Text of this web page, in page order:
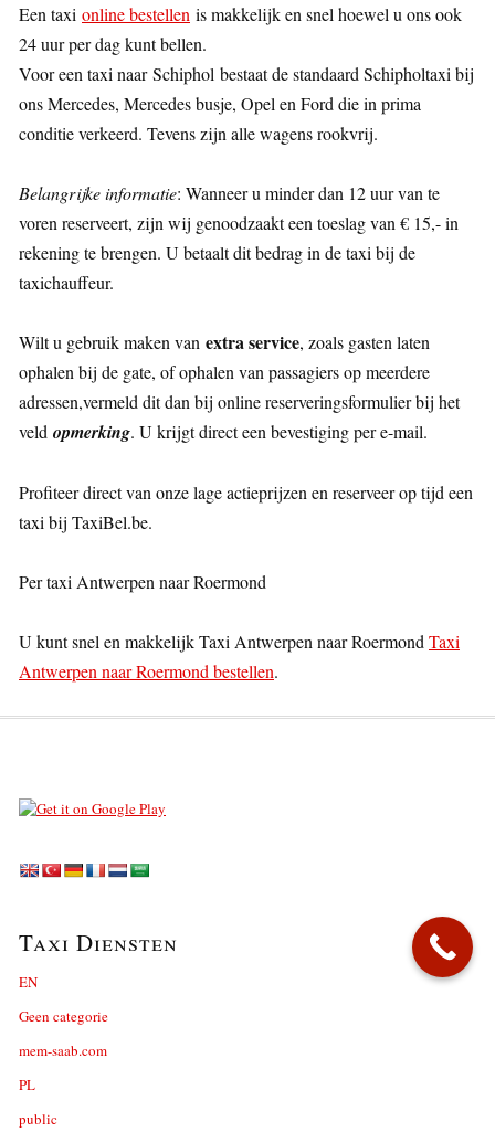
Een taxi online bestellen is makkelijk en snel hoewel u ons ook
24 uur per dag kunt bellen.
Voor een taxi naar Schiphol bestaat de standaard Schipholtaxi bij
ons Mercedes, Mercedes busje, Opel en Ford die in prima
conditie verkeerd. Tevens zijn alle wagens rookvrij.
Belangrijke informatie: Wanneer u minder dan 12 uur van te
voren reserveert, zijn wij genoodzaakt een toeslag van € 15,- in
rekening te brengen. U betaalt dit bedrag in de taxi bij de
taxichauffeur.
Wilt u gebruik maken van extra service, zoals gasten laten
ophalen bij de gate, of ophalen van passagiers op meerdere
adressen,vermeld dit dan bij online reserveringsformulier bij het
veld opmerking. U krijgt direct een bevestiging per e-mail.
Profiteer direct van onze lage actieprijzen en reserveer op tijd een
taxi bij TaxiBel.be.
Per taxi Antwerpen naar Roermond
U kunt snel en makkelijk Taxi Antwerpen naar Roermond Taxi
Antwerpen naar Roermond bestellen.
Taxi Diensten
EN
Geen categorie
mem-saab.com
PL
public